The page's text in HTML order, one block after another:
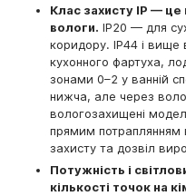
Клас захисту IP — це
вологи. IP20 — для
коридору. IP44 і вище
кухонного фартуха,
зонами 0–2 у ванній
нижча, але через
вологозахищені
прямим потраплянням
захисту та дозвіл
Потужність і
кількості точок на